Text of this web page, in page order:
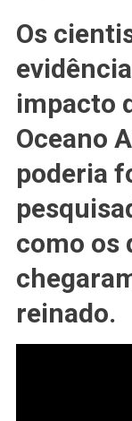
Os
impacto
Oceano
poderia
como os
reinado.